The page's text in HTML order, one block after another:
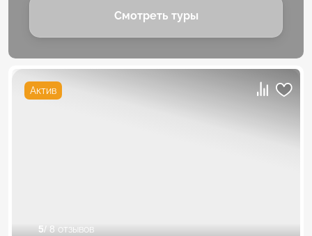
Смотреть туры
Актив
5/ 8 отзывов